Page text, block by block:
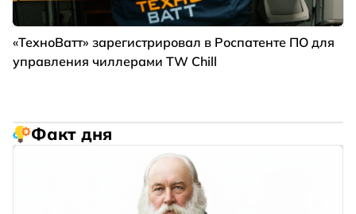
«ТехноВатт» зарегистрировал в Роспатенте ПО для
управления чиллерами TW Chill
Факт дня